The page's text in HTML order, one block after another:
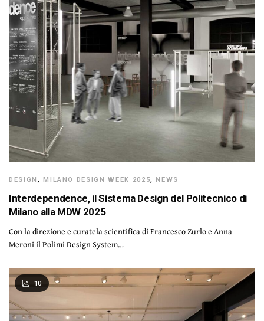
DESIGN , MILANO DESIGN WEEK 2025, NEWS
Interdependence, il Sistema Design del Politecnico di
Milano alla MDW 2025
Con la direzione e curatela scientifica di Francesco Zurlo e Anna
Meroni il Polimi Design System…
10